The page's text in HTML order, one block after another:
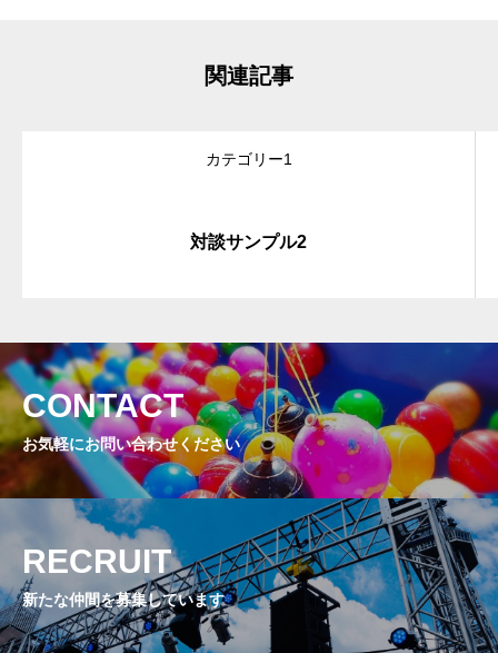
関連記事
カテゴリー1
対談サンプル2
CONTACT
お気軽にお問い合わせください
RECRUIT
新たな仲間を募集しています